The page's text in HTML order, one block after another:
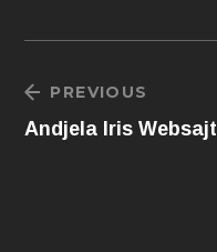
PREVIOUS
Andjela Iris Websajt